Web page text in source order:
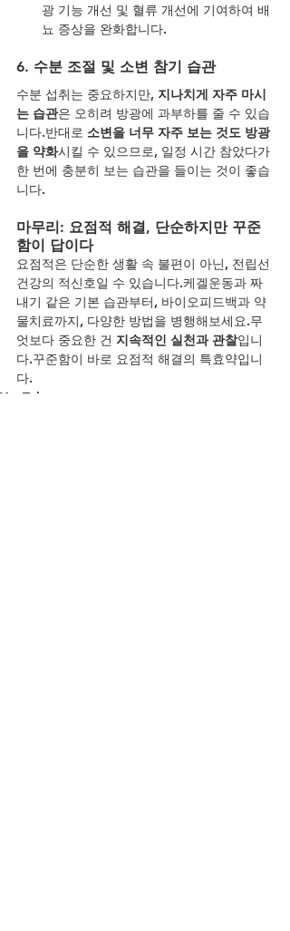
광 기능 개선 및 혈류 개선에 기여하여 배
뇨 증상을 완화합니다.
6. 수분 조절 및 소변 참기 습관
수분 섭취는 중요하지만, 지나치게 자주 마시
는 습관은 오히려 방광에 과부하를 줄 수 있습
니다.반대로 소변을 너무 자주 보는 것도 방광
을 약화시킬 수 있으므로, 일정 시간 참았다가
한 번에 충분히 보는 습관을 들이는 것이 좋습
니다.
마무리: 요점적 해결, 단순하지만 꾸준
함이 답이다
요점적은 단순한 생활 속 불편이 아닌, 전립선
건강의 적신호일 수 있습니다.케겔운동과 짜
내기 같은 기본 습관부터, 바이오피드백과 약
물치료까지, 다양한 방법을 병행해보세요.무
엇보다 중요한 건 지속적인 실천과 관찰입니
다.꾸준함이 바로 요점적 해결의 특효약입니
다.
YouTube